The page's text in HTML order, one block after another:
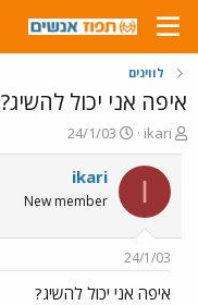
לווינים
איפה אני יכול להשיג?
פ
ו
ת
ח
ה
ש
א
ikari
פ
ו
ר
24/1/03
I
ikari
New member
24/1/03
איפה אני יכול להשיג?